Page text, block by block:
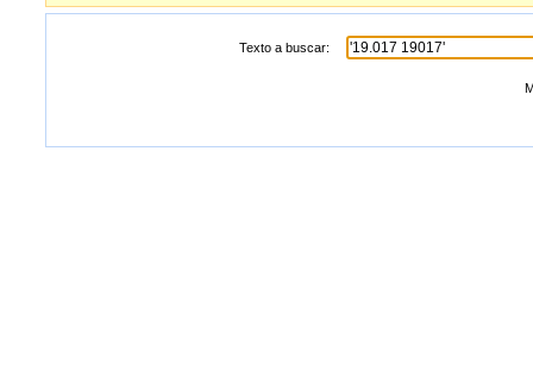
Texto a buscar: